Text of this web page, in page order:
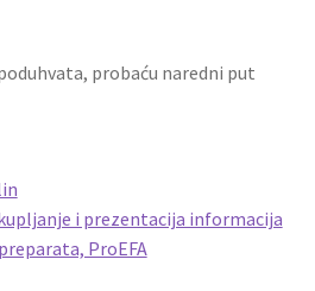
probaću naredni put
i prezentacija informacija
ProEFA